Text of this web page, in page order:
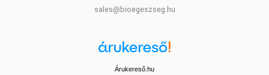
sales@bioegeszseg.hu
Árukereső.hu